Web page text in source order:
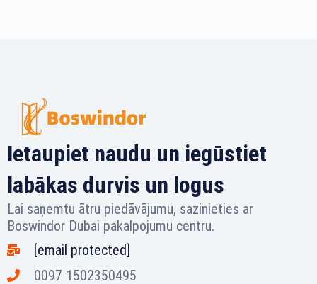
Ietaupiet naudu un iegūstiet
labākas durvis un logus
Lai saņemtu ātru piedāvājumu, sazinieties ar
Boswindor Dubai pakalpojumu centru.
[email protected]
0097 1502350495